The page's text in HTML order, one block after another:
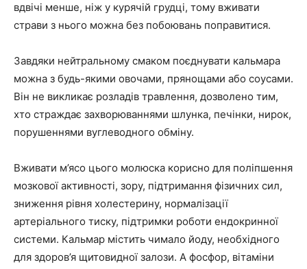
вдвічі менше, ніж у курячій грудці, тому вживати
страви з нього можна без побоювань поправитися.
Завдяки нейтральному смаком поєднувати кальмара
можна з будь-якими овочами, прянощами або соусами.
Він не викликає розладів травлення, дозволено тим,
хто страждає захворюваннями шлунка, печінки, нирок,
порушеннями вуглеводного обміну.
Вживати м’ясо цього молюска корисно для поліпшення
мозкової активності, зору, підтримання фізичних сил,
зниження рівня холестерину, нормалізації
артеріального тиску, підтримки роботи ендокринної
системи. Кальмар містить чимало йоду, необхідного
для здоров’я щитовидної залози. А фосфор, вітаміни